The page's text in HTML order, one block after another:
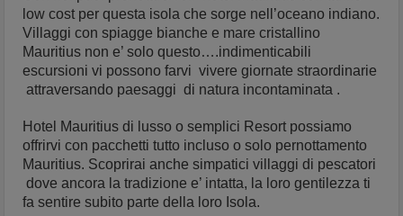
low cost per questa isola che sorge nell’oceano indiano.
Villaggi con spiagge bianche e mare cristallino
Mauritius non e’ solo questo….indimenticabili
escursioni vi possono farvi vivere giornate straordinarie
attraversando paesaggi di natura incontaminata .
Hotel Mauritius di lusso o semplici Resort possiamo
offrirvi con pacchetti tutto incluso o solo pernottamento
Mauritius. Scoprirai anche simpatici villaggi di pescatori
dove ancora la tradizione e’ intatta, la loro gentilezza ti
fa sentire subito parte della loro Isola.